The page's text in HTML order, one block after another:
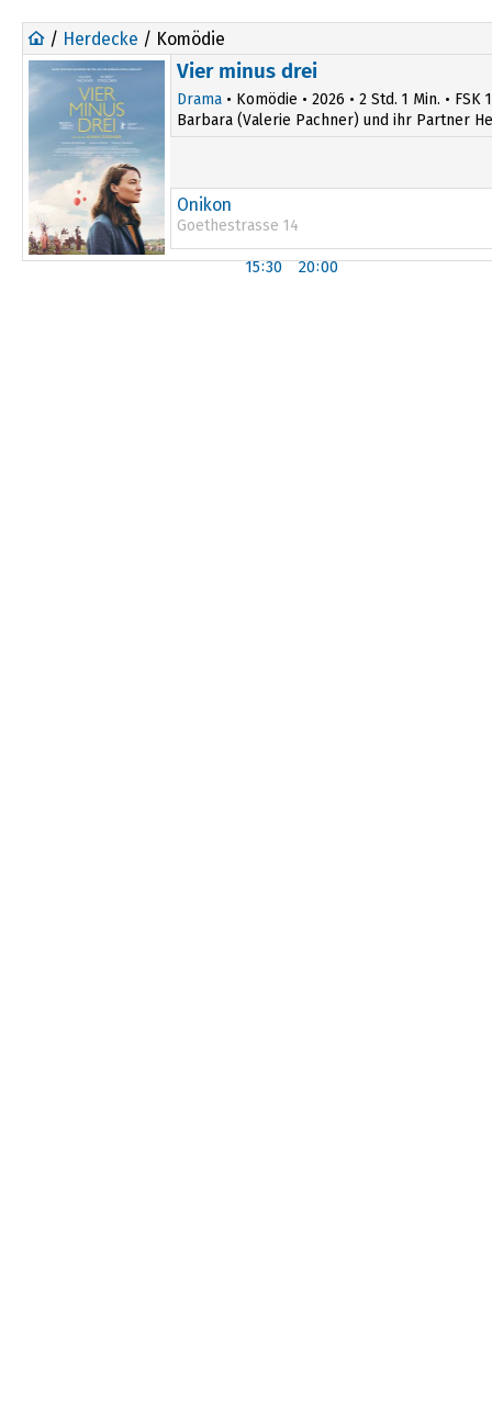
/ Herdecke / Komödie
Vier minus drei
Drama • Komödie • 2026 • 2 Std. 1 Min. • FSK
Barbara (Valerie Pachner) und ihr Partner
Onikon
Goethestrasse 14
15:30 20:00